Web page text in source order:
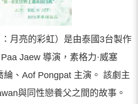
：月亮的彩虹）是由泰國3台製作
Jaew 導演，素格力·威塞
綸、Aof Pongpat 主演。 該劇主
與同性戀養父之間的故事。